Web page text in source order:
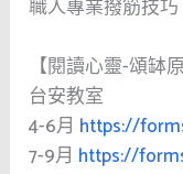
職人專業撥筋技
【閱讀心靈-頌缽
台安教室
4-6月 https://
7-9月 https://